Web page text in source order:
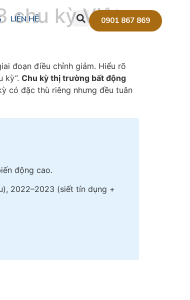
LIÊN HỆ 0901 867 869
chu kỳ Việt
đoạn điều chỉnh giảm. Hiểu rõ
kỳ”. Chu kỳ thị trường bất động
có đặc thù riêng nhưng đều tuân
động cao.
2022–2023 (siết tín dụng +